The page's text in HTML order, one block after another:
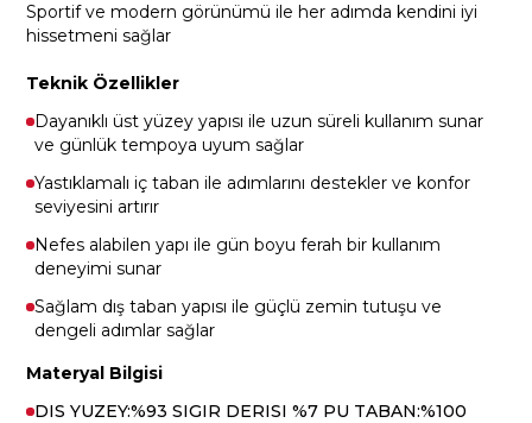
Sportif ve modern görünümü ile her adımda kendini iyi
hissetmeni sağlar
Teknik Özellikler
Dayanıklı üst yüzey yapısı ile uzun süreli kullanım sunar
ve günlük tempoya uyum sağlar
Yastıklamalı iç taban ile adımlarını destekler ve konfor
seviyesini artırır
Nefes alabilen yapı ile gün boyu ferah bir kullanım
deneyimi sunar
Sağlam dış taban yapısı ile güçlü zemin tutuşu ve
dengeli adımlar sağlar
Materyal Bilgisi
DIS YUZEY:%93 SIGIR DERISI %7 PU TABAN:%100